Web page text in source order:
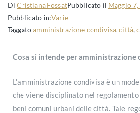
DiCristiana FossatPubblicato il Maggio
Pubblicato in:Varie
Taggatoamministrazione condivisa,città,
Cosa si intende per amministrazione
L’amministrazione condivisa è un
che viene disciplinato nel
beni comuni urbani delle città. Tale